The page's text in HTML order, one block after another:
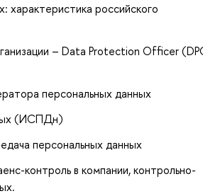
характеристика российского
– Data Protection Officer
персональных данных
(ИСПДн)
персональных данных
контроль в компании, контрольно-